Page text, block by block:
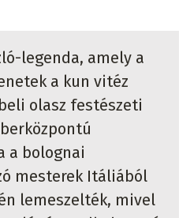
legenda, amely a
a kun vitéz
olasz festészeti
a bolognai
mesterek Itáliából
lemeszelték, mivel